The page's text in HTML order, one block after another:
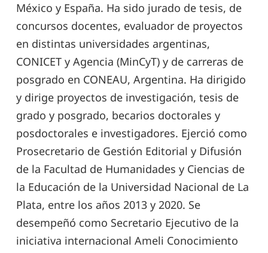
México y España. Ha sido jurado de tesis, de
concursos docentes, evaluador de proyectos
en distintas universidades argentinas,
CONICET y Agencia (MinCyT) y de carreras de
posgrado en CONEAU, Argentina. Ha dirigido
y dirige proyectos de investigación, tesis de
grado y posgrado, becarios doctorales y
posdoctorales e investigadores. Ejerció como
Prosecretario de Gestión Editorial y Difusión
de la Facultad de Humanidades y Ciencias de
la Educación de la Universidad Nacional de La
Plata, entre los años 2013 y 2020. Se
desempeñó como Secretario Ejecutivo de la
iniciativa internacional Ameli Conocimiento